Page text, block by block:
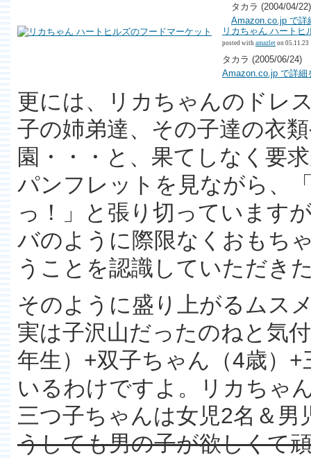
タカラ (2004/04/22)
Amazon.co.jp で詳
リカちゃん ハートヒ
posted with amazlet on 05.11.23
タカラ (2005/06/24)
Amazon.co.jp で詳細
更には、リカちゃんのドレ
子の姉弟達、その子達の衣
園・・・と、果てしなく要
パンフレットを見ながら
っ！」と張り切っています
バのように際限なくおもち
うことを認識していただき
そのように盛り上がるムス
実は子沢山だったのねと気
年生）+双子ちゃん（4歳）
いるわけですよ。リカちゃ
三つ子ちゃんは女児2名＆
うしても男の子が欲しくて